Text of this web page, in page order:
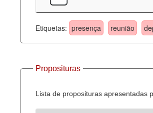
Etiquetas: presença reunião
Proposituras
Lista de proposituras apresentadas